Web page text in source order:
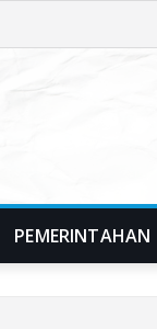
PEMERINTAHAN